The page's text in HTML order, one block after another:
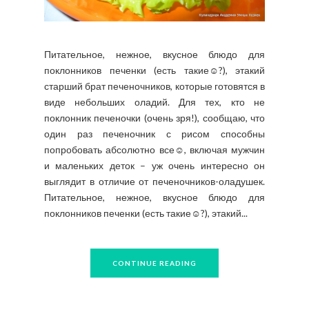
Питательное, нежное, вкусное блюдо для
поклонников печенки (есть такие☺?), этакий
старший брат печеночников, которые готовятся в
виде небольших оладий. Для тех, кто не
поклонник печеночки (очень зря!), сообщаю, что
один раз печеночник с рисом способны
попробовать абсолютно все☺, включая мужчин
и маленьких деток – уж очень интересно он
выглядит в отличие от печеночников-оладушек.
Питательное, нежное, вкусное блюдо для
поклонников печенки (есть такие☺?), этакий...
CONTINUE READING